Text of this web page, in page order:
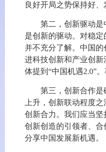
良好开局之势保持好
第二，创新驱动
是创新的驱动。对稳
并不充分了解。中国的
进科技创新和产业创
体提到“中国机遇2.0”
第三，创新合作
上升，创新联动程度
创新合力。我们应当
创新创造的引领者、
分享中国发展新机遇。